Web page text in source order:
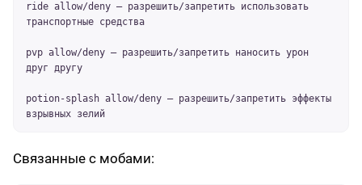
ride allow/deny – разрешить/запретить использовать
транспортные средства
pvp allow/deny – разрешить/запретить наносить урон
друг другу
potion-splash allow/deny – разрешить/запретить эффекты
взрывных зелий
Связанные с мобами: